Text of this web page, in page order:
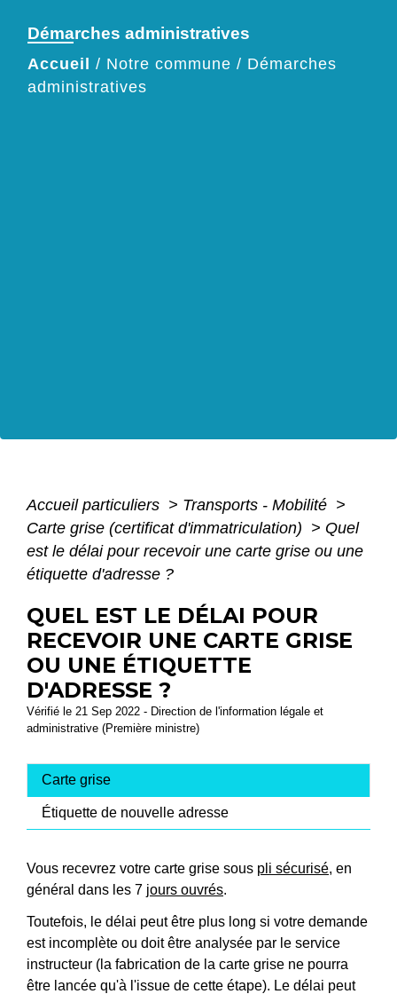
Démarches administratives
Accueil / Notre commune / Démarches
administratives
Accueil particuliers > Transports - Mobilité >
Carte grise (certificat d'immatriculation) > Quel
est le délai pour recevoir une carte grise ou une
étiquette d'adresse ?
QUEL EST LE DÉLAI POUR
RECEVOIR UNE CARTE GRISE
OU UNE ÉTIQUETTE
D'ADRESSE ?
Vérifié le 21 Sep 2022 - Direction de l'information légale et
administrative (Première ministre)
Carte grise
Étiquette de nouvelle adresse
Vous recevrez votre carte grise sous pli sécurisé, en
général dans les 7 jours ouvrés.
Toutefois, le délai peut être plus long si votre demande
est incomplète ou doit être analysée par le service
instructeur (la fabrication de la carte grise ne pourra
être lancée qu'à l'issue de cette étape). Le délai peut